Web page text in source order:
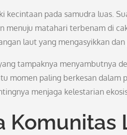
kecintaan pada samudra luas.
menuju matahari terbenam di
laut yang mengasyikkan
tampaknya menyambutnya
momen paling berkesan dalam
menjaga kelestarian
Komunitas